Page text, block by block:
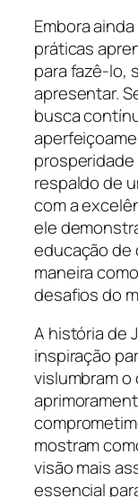
Embora
práticas
para fazê-lo,
apresentar.
busca
prosperidade
respaldo de
com a
ele
educação de
maneira
desafios do
A história de
inspiração
vislumbram
mostram
visão mais
essencial